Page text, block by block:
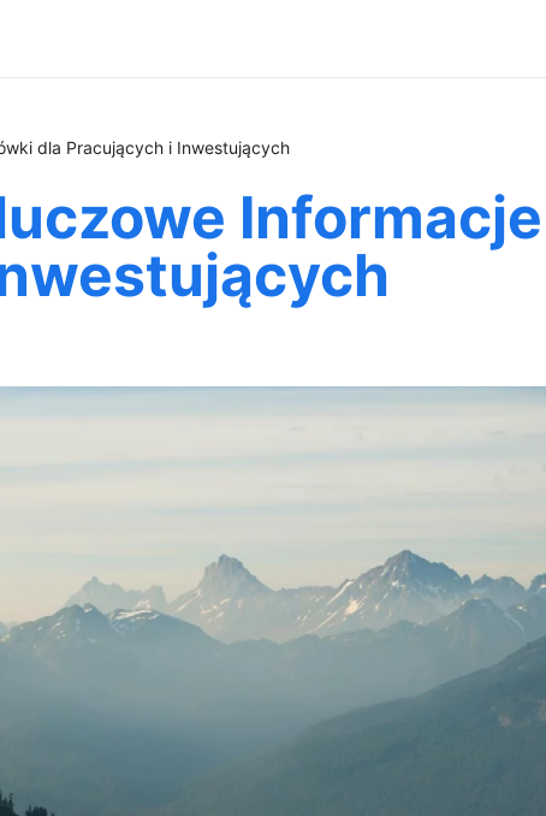
dla Pracujących i Inwestujących